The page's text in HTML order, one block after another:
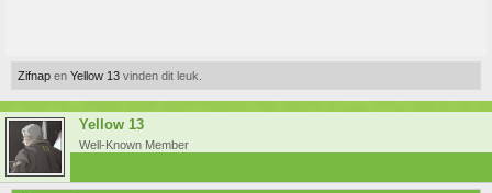
Zifnap en Yellow 13 vinden dit leuk.
Yellow 13
Well-Known Member